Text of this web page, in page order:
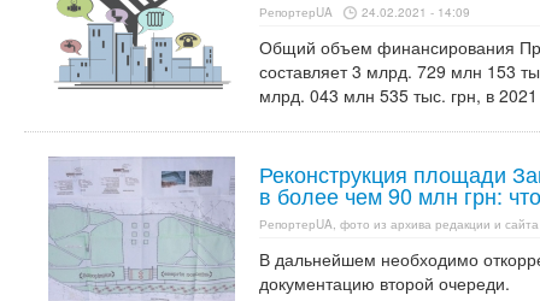
РепортерUA 24.02.2021 - 14:09
Общий объем финансирования
составляет 3 млрд. 729 млн 153
млрд. 043 млн 535 тыс. грн, в
Реконструкция площади
в более чем 90 млн грн:
РепортерUA, фото из архива редакции и
В дальнейшем необходимо
документацию второй очереди.